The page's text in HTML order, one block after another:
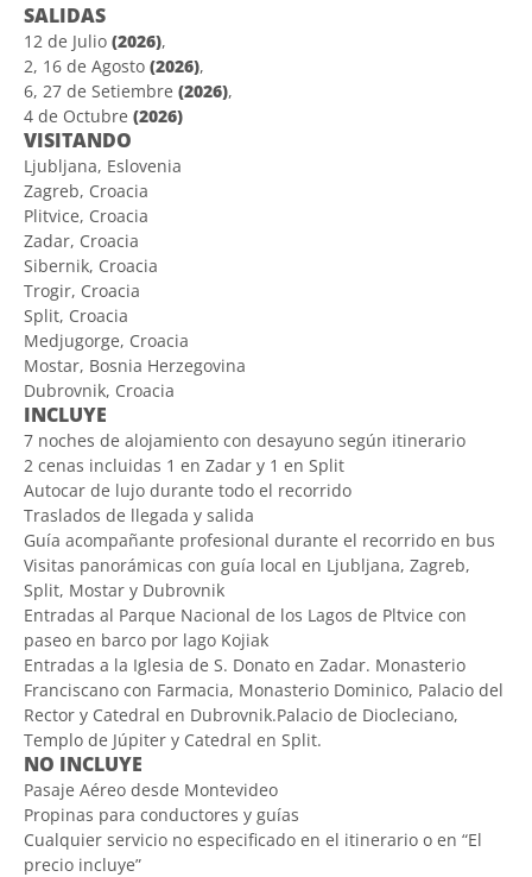
SALIDAS
12 de Julio (2026),
2, 16 de Agosto (2026),
6, 27 de Setiembre (2026),
4 de Octubre (2026)
VISITANDO
Ljubljana, Eslovenia
Zagreb, Croacia
Plitvice, Croacia
Zadar, Croacia
Sibernik, Croacia
Trogir, Croacia
Split, Croacia
Medjugorge, Croacia
Mostar, Bosnia Herzegovina
Dubrovnik, Croacia
INCLUYE
7 noches de alojamiento con desayuno según itinerario
2 cenas incluidas 1 en Zadar y 1 en Split
Autocar de lujo durante todo el recorrido
Traslados de llegada y salida
Guía acompañante profesional durante el recorrido en bus
Visitas panorámicas con guía local en Ljubljana, Zagreb,
Split, Mostar y Dubrovnik
Entradas al Parque Nacional de los Lagos de Pltvice con
paseo en barco por lago Kojiak
Entradas a la Iglesia de S. Donato en Zadar. Monasterio
Franciscano con Farmacia, Monasterio Dominico, Palacio del
Rector y Catedral en Dubrovnik.Palacio de Diocleciano,
Templo de Júpiter y Catedral en Split.
NO INCLUYE
Pasaje Aéreo desde Montevideo
Propinas para conductores y guías
Cualquier servicio no especificado en el itinerario o en “El
precio incluye”